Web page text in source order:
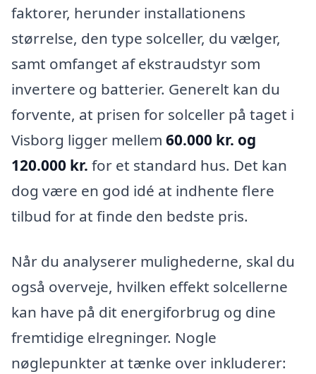
faktorer, herunder installationens
størrelse, den type solceller, du vælger,
samt omfanget af ekstraudstyr som
invertere og batterier. Generelt kan du
forvente, at prisen for solceller på taget i
Visborg ligger mellem 60.000 kr. og
120.000 kr. for et standard hus. Det kan
dog være en god idé at indhente flere
tilbud for at finde den bedste pris.
Når du analyserer mulighederne, skal du
også overveje, hvilken effekt solcellerne
kan have på dit energiforbrug og dine
fremtidige elregninger. Nogle
nøglepunkter at tænke over inkluderer: